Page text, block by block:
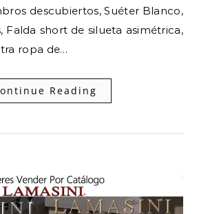
descubiertos, Suéter Blanco,
Falda short de silueta asimétrica,
ropa de…
Reading